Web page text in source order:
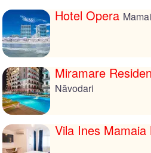
Hotel Opera
Miramare
Năvodari
Vila Ines Mamaia